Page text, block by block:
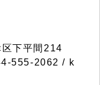
下平間214
555-2062 / k